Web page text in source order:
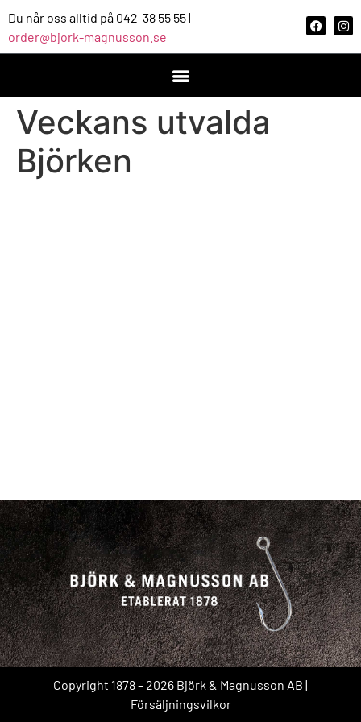
Du når oss alltid på 042-38 55 55 |
order@bjork-magnusson.se
Veckans utvalda
Björken
Copyright 1878 – 2026 Björk & Magnusson AB |
Försäljningsvilkor